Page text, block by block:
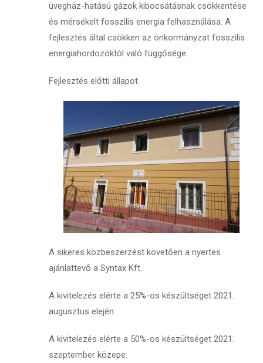
üvegház-hatású gázok kibocsátásnak csökkentése
és mérsékelt fosszilis energia felhasználása. A
fejlesztés által csökken az önkormányzat fosszilis
energiahordozóktól való függősége.
Fejlesztés előtti állapot
A sikeres közbeszerzést követően a nyertes
ajánlattevő a Syntax Kft.
A kivitelezés elérte a 25%-os készültséget 2021.
augusztus elején.
A kivitelezés elérte a 50%-os készültséget 2021.
szeptember közepe.